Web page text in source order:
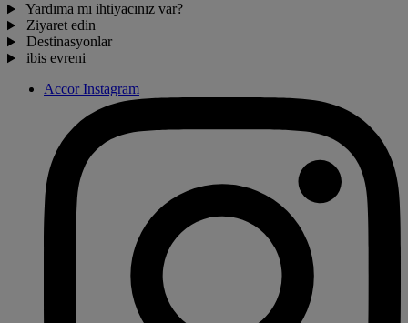
Yardıma mı ihtiyacınız var?
Ziyaret edin
Destinasyonlar
ibis evreni
Accor Instagram